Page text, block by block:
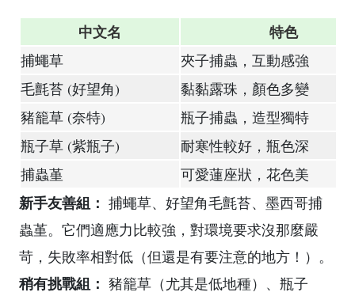
中文名 特色
捕蠅草
夾子捕蟲，互動感強
毛氈苔 (好望角)
黏黏露珠，顏色多變
豬籠草 (奈特)
瓶子捕蟲，造型獨特
瓶子草 (紫瓶子)
耐寒性較好，瓶色深
捕蟲堇
可愛蓮座狀，花色美
新手友善組： 捕蠅草、好望角毛氈苔、墨西哥捕
蟲堇。它們適應力比較強，對環境要求沒那麼嚴
苛，失敗率相對低（但還是有要注意的地方！）。
稍有挑戰組： 豬籠草（尤其是低地種）、瓶子